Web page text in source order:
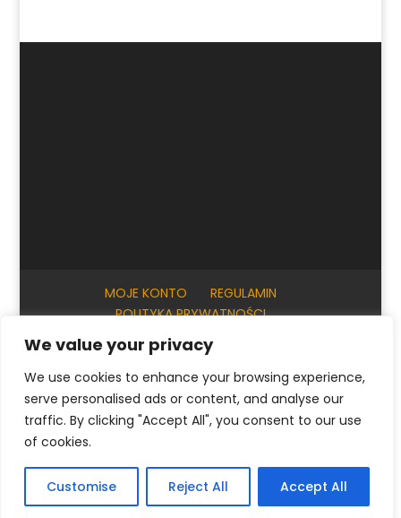
We value your privacy
We use cookies to enhance your browsing experience,
serve personalised ads or content, and analyse our
traffic. By clicking "Accept All", you consent to our use
of cookies.
Customise Reject All Accept All
MOJE KONTO
REGULAMIN
POLITYKA PRYWATNOŚCI
INFORMACJE PRAKTYCZNE
© ArtKrak Auction House 2023
Français
( Francuski